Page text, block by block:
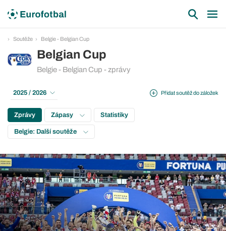
Soutěže Belgie - Belgian Cup
Belgian Cup
Belgie - Belgian Cup - zprávy
Přidat soutěž do záložek
2025 / 2026
Zprávy Zápasy Statistiky
Belgie: Další soutěže